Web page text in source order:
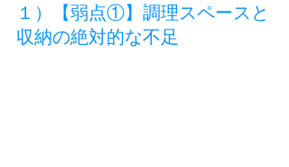
１）【弱点①】調理スペースと
収納の絶対的な不足